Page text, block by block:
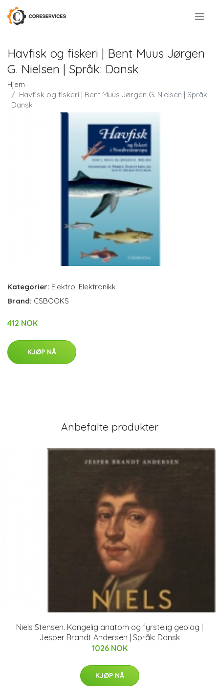
Havfisk og fiskeri | Bent Muus Jørgen
G. Nielsen | Språk: Dansk
Hjem
Havfisk og fiskeri | Bent Muus Jørgen G. Nielsen | Språk:
Dansk
Kategorier: Elektro Elektronikk
Brand: CSBOOKS
412 NOK
KJØP NÅ
Anbefalte produkter
Niels Stensen. Kongelig anatom og fyrstelig geolog |
Jesper Brandt Andersen | Språk: Dansk
1026 NOK
KJØP NÅ